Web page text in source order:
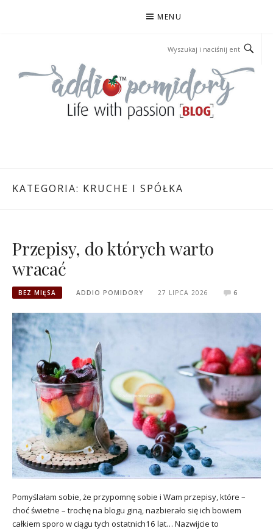
MENU
KATEGORIA: KRUCHE I SPÓŁKA
Przepisy, do których warto
wracać
BEZ MIĘSA ADDIO POMIDORY 27 LIPCA 2026 6
Pomyślałam sobie, że przypomnę sobie i Wam przepisy, które –
choć świetne – trochę na blogu giną, nazbierało się ich bowiem
całkiem sporo w ciągu tych ostatnich16 lat… Nazwijcie to